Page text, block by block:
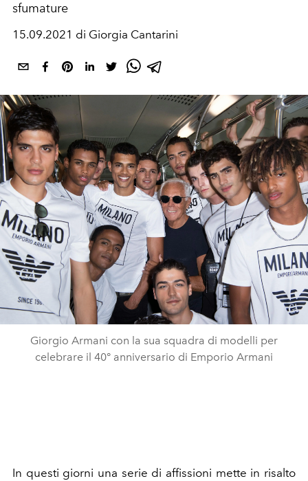
sfumature
15.09.2021 di Giorgia Cantarini
Giorgio Armani con la sua squadra di modelli per
celebrare il 40° anniversario di Emporio Armani
In questi giorni una serie di affissioni mette in risalto